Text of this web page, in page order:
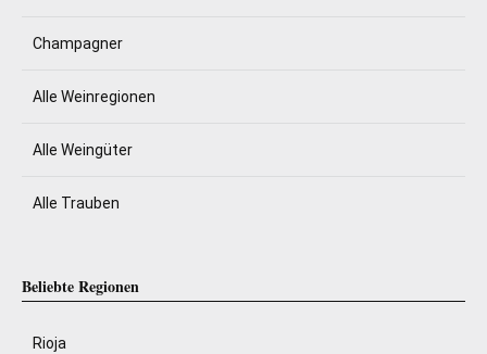
Champagner
Alle Weinregionen
Alle Weingüter
Alle Trauben
Beliebte Regionen
Rioja